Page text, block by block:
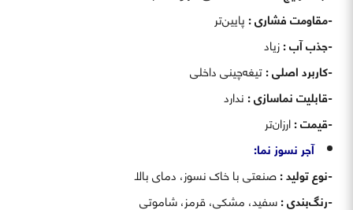
-مقاومت فشاری :پایین‌تر
-جذب آب :زیاد
-کاربرد اصلی :تیغه‌چینی داخلی
-قابلیت نماسازی :ندارد
-قیمت :ارزان‌تر
آجر نسوز نما:
-نوع تولید :صنعتی با خاک نسوز، دمای بالا
-رنگ‌بندی :سفید، مشکی، قرمز، شاموتی